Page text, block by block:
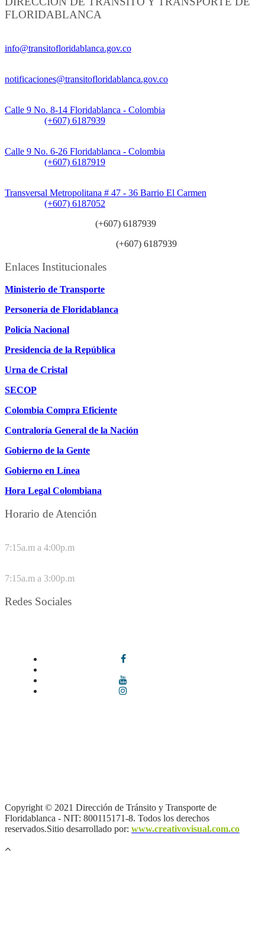
FLORIDABLANCA
info@transitofloridablanca.gov.co
notificaciones@transitofloridablanca.gov.co
Calle 9 No. 8-14 Floridablanca - Colombia
(+607) 6187939
Calle 9 No. 6-26 Floridablanca - Colombia
(+607) 6187919
Transversal Metropolitana # 47 - 36 Barrio El Carmen
(+607) 6187052
(+607) 6187939
(+607) 6187939
Enlaces Institucionales
Ministerio de Transporte
Personería de Floridablanca
Policía Nacional
Presidencia de la República
Urna de Cristal
SECOP
Colombia Compra Eficiente
Contraloría General de la Nación
Gobierno de la Gente
Gobierno en Línea
Hora Legal Colombiana
Horario de Atención
7:15a.m a 4:00p.m
7:15a.m a 3:00p.m
Redes Sociales
Copyright © 2021 Dirección de Tránsito y Transporte de
Floridablanca - NIT: 800115171-8. Todos los derechos
reservados.Sitio desarrollado por: www.creativovisual.com.co